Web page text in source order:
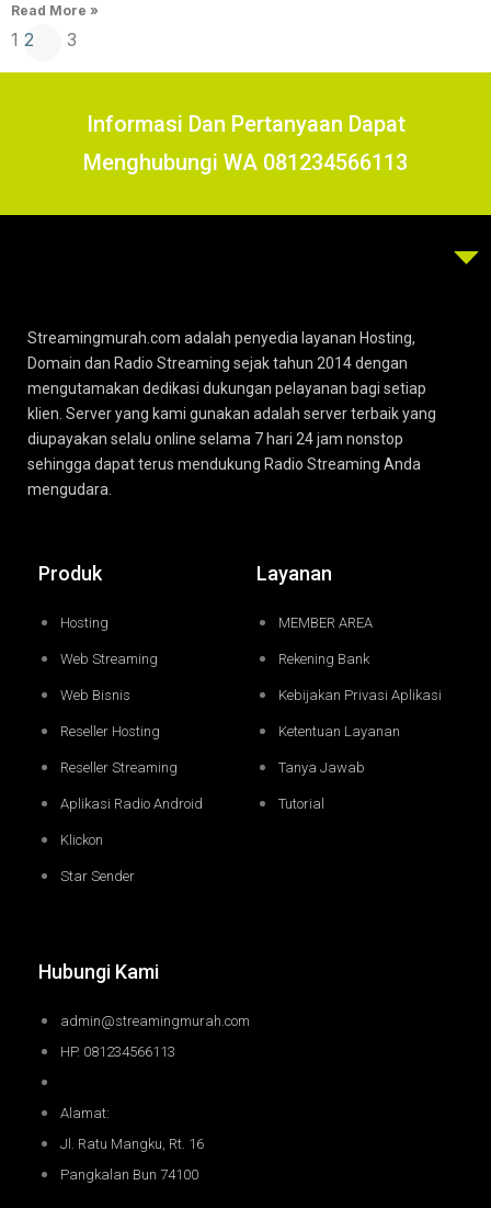
Read More »
1 2 3
Informasi Dan Pertanyaan Dapat
Menghubungi WA 081234566113
Streamingmurah.com adalah penyedia layanan Hosting,
Domain dan Radio Streaming sejak tahun 2014 dengan
mengutamakan dedikasi dukungan pelayanan bagi setiap
klien. Server yang kami gunakan adalah server terbaik yang
diupayakan selalu online selama 7 hari 24 jam nonstop
sehingga dapat terus mendukung Radio Streaming Anda
mengudara.
Produk
Hosting
Web Streaming
Web Bisnis
Reseller Hosting
Reseller Streaming
Aplikasi Radio Android
Klickon
Star Sender
Layanan
MEMBER AREA
Rekening Bank
Kebijakan Privasi Aplikasi
Ketentuan Layanan
Tanya Jawab
Tutorial
Hubungi Kami
admin@streamingmurah.com
HP. 081234566113
Alamat:
Jl. Ratu Mangku, Rt. 16
Pangkalan Bun 74100